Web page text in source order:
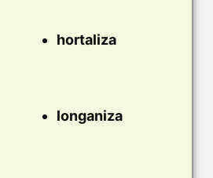
hortaliza
longaniza